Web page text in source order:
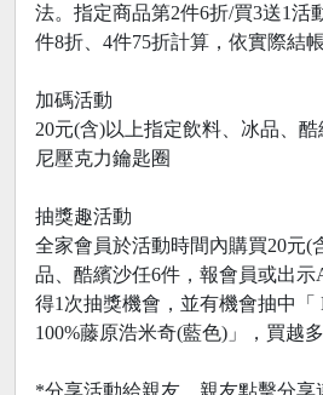
法。指定商品第2件6折/買3送1活
件8折、4件75折計算，依實際結帳
加碼活動
20元(含)以上指定飲料、冰品、
尼壓克力鑰匙圈
抽獎趣活動
全家會員於活動時間內購買20元(
品、酷繽沙任6件，報會員或出示
得1次抽獎機會，並有機會抽中「
100%藤原浩米奇(藍色)」，買越
*分享活動給親友，親友點擊分享